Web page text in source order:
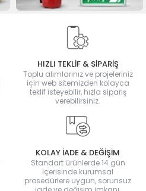
HIZLI TEKLİF & SİPARİŞ
Toplu alımlarınız ve projeleriniz
için web sitemizden kolayca
teklif isteyebilir, hızla sipariş
verebilirsiniz.
KOLAY İADE & DEĞİŞİM
Standart ürünlerde 14 gün
içerisinde kurumsal
prosedürlere uygun, sorunsuz